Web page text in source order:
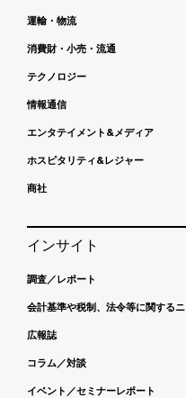
運輸・物流
消費財・小売・流通
テクノロジー
情報通信
エンタテイメント&メディア
ホスピタリティ&レジャー
商社
インサイト
調査／レポート
会計基準や税制、法令等に関する
広報誌
コラム／対談
イベント／セミナーレポート